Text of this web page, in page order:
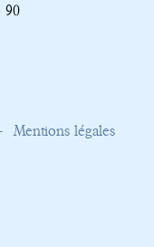
90
Mentions légales